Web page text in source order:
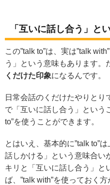
「互いに話し合う」と
この”talk to”は、実は”talk
う」という意味もあります。
くだけた印象になるんです。
日常会話のくだけたやりと
で「互いに話し合う」という
to”を使うことができます。
とはいえ、基本的に”talk to”
話しかける」という意味合い
キリと「互いに話し合う」と
ば、”talk with”を使っておく方